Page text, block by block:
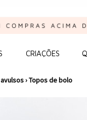
CRIAÇÕES
›Topos de bolo